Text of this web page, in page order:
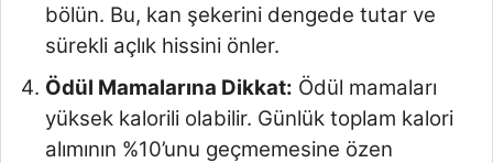
bölün. Bu, kan şekerini dengede tutar ve
sürekli açlık hissini önler.
Ödül Mamalarına Dikkat: Ödül mamaları
yüksek kalorili olabilir. Günlük toplam kalori
alımının %10’unu geçmemesine özen